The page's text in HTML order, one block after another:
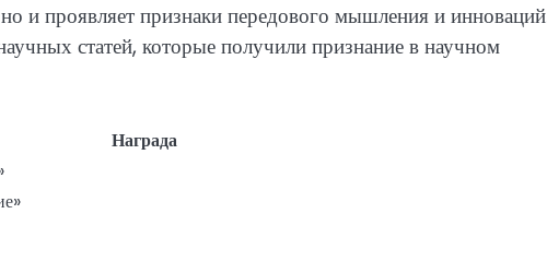
и проявляет признаки передового мышления и
статей, которые получили признание в научном
Награда